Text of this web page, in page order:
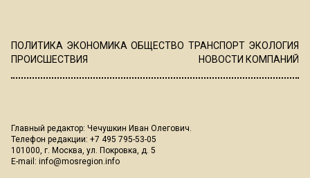
ПОЛИТИКА ЭКОНОМИКА ОБЩЕСТВО ТРАНСПОРТ ЭКОЛОГИЯ
ПРОИСШЕСТВИЯ
НОВОСТИ КОМПАНИЙ
Главный редактор: Чечушкин Иван Олегович.
Телефон редакции: +7 495 795-53-05
101000, г. Москва, ул. Покровка, д. 5
E-mail: info@mosregion.info